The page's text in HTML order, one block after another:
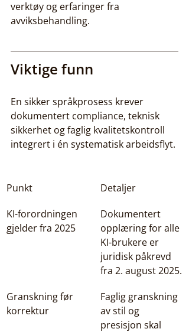
verktøy og erfaringer fra
avviksbehandling.
Viktige funn
En sikker språkprosess krever
dokumentert compliance, teknisk
sikkerhet og faglig kvalitetskontroll
integrert i én systematisk arbeidsflyt.
Punkt
Detaljer
KI-forordningen
gjelder fra 2025
Dokumentert
opplæring for alle
KI-brukere er
juridisk påkrevd
fra 2. august 2025.
Granskning før
korrektur
Faglig granskning
av stil og
presisjon skal